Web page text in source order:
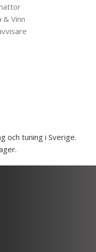
& Vinn
och tuning i Sverige.